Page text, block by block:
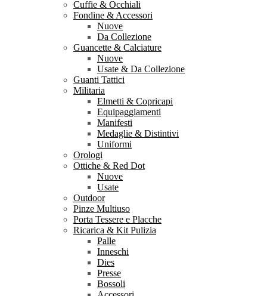
Cuffie & Occhiali
Fondine & Accessori
Nuove
Da Collezione
Guancette & Calciature
Nuove
Usate & Da Collezione
Guanti Tattici
Militaria
Elmetti & Copricapi
Equipaggiamenti
Manifesti
Medaglie & Distintivi
Uniformi
Orologi
Ottiche & Red Dot
Nuove
Usate
Outdoor
Pinze Multiuso
Porta Tessere e Placche
Ricarica & Kit Pulizia
Palle
Inneschi
Dies
Presse
Bossoli